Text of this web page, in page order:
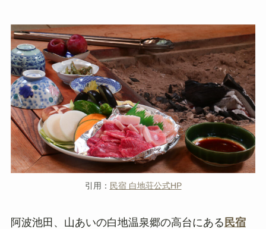
引用： 民宿 白地荘公式HP
阿波池田、山あいの白地温泉郷の高台にある 民宿